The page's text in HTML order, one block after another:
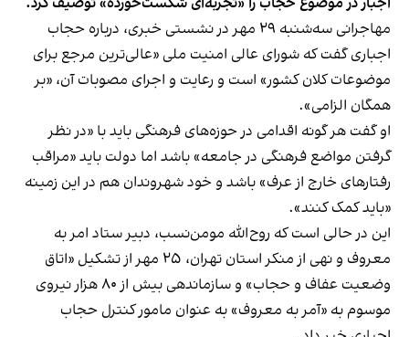
مهاجرانی سه‌شنبه ۲۹ مهر در نشستی خبری، درباره حجاب
اجباری گفت که شورای عالی امنیت ملی «عالی‌ترین مرجع برای
موضوعات کلان کشور» است و رعایت و اجرای مصوبات آن، «بر
همگان الزامی».
او گفت هر‌ گونه اقدامی در حوزه‌های فرهنگی باید با «در نظر
گرفتن مواضع فرهنگی در جامعه» باشد اما دولت باید «مراقب
رفتارهای خارج از عرف» باشد و خود شهروندان هم در این زمینه
«باید کمک کنند».
این در حالی است که روح‌الله مومن‌نسب، دبیر ستاد امر به
معروف و نهی از منکر استان تهران، ۲۵ مهر از تشکیل «اتاق
وضعیت عفاف و حجاب» و سازماندهی بیش از ۸۰ هزار نیروی
موسوم به «آمر به معروف» به عنوان مامور کنترل حجاب